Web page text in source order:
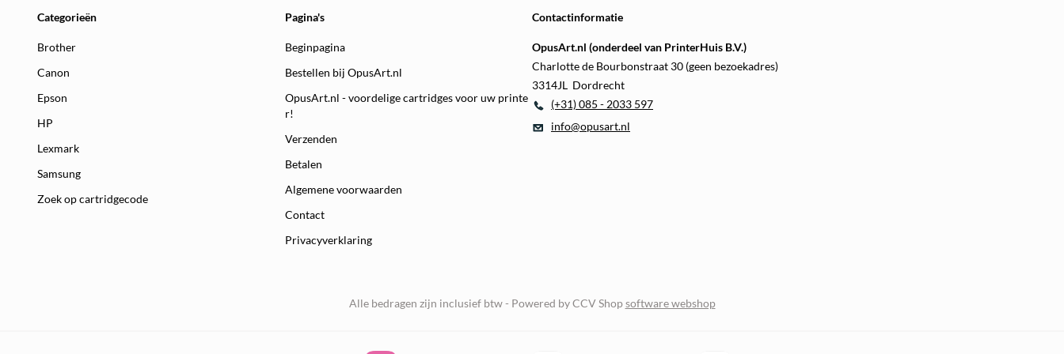
Categorieën
Brother
Canon
Epson
HP
Lexmark
Samsung
Zoek op cartridgecode
Pagina's
Beginpagina
Bestellen bij OpusArt.nl
OpusArt.nl - voordelige cartridges voor uw printe
r!
Verzenden
Betalen
Algemene voorwaarden
Contact
Privacyverklaring
Contactinformatie
OpusArt.nl (onderdeel van PrinterHuis B.V.)
Charlotte de Bourbonstraat 30 (geen bezoekadres)
3314JL Dordrecht
(+31) 085 - 2033 597
info@opusart.nl
Alle bedragen zijn inclusief btw - Powered by CCV Shopsoftware webshop